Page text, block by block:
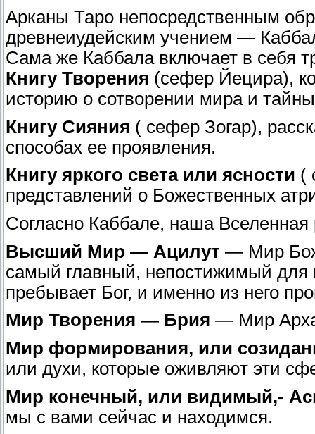
Арканы Таро непосредственным
древнеиудейским учением —
Сама же Каббала включает в себя
Книгу Творения (сефер Йецира),
историю о сотворении мира и
Книгу Сияния ( сефер Зогар),
способах ее проявления.
Книгу яркого света или ясности (
представлений о Божественных
Согласно Каббале, наша
Высший Мир — Ацилут — Мир
самый главный, непостижимый
пребывает Бог, и именно из него
Мир Творения — Брия — Мир
Мир формирования, или
или духи, которые оживляют эти
Мир конечный, или видимый,-
мы с вами сейчас и находимся.